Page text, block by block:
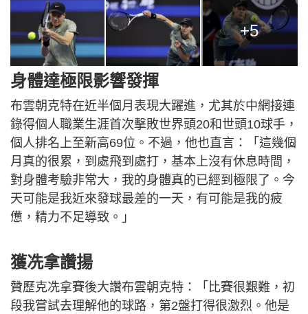
+5
身體達極限影響發揮
布雲朝克特在近半個月表現大躍進，尤其於中網接連
錄得個人職業生涯首次擊敗世界頭20和世頭10球手，
個人排名上至新高69位。不過，他也直言：「這幾個
月真的很累，到處飛到處打，基本上沒有休息時間，
對身體考驗非常大，我的身體真的已經到極限了。今
天可能是我近來發球最差的一天，有可能是我的疲
憊，精力不足導致。」
獲冼拿讚揚
贊歷克冼拿賽後大讚布雲朝克特：「比賽很艱難，初
段我嘗試去理解他的球路，第2盤打得很激烈。他是